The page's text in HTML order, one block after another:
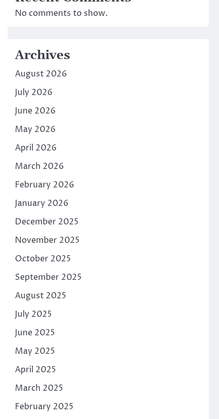
No comments to show.
Archives
August 2026
July 2026
June 2026
May 2026
April 2026
March 2026
February 2026
January 2026
December 2025
November 2025
October 2025
September 2025
August 2025
July 2025
June 2025
May 2025
April 2025
March 2025
February 2025